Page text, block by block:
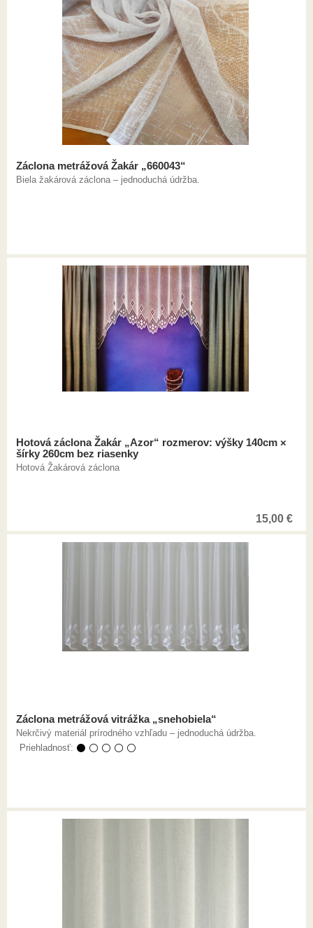
Záclona metrážová Žakár „660043“
Biela žakárová záclona – jednoduchá údržba.
Hotová záclona Žakár „Azor“ rozmerov: výšky 140cm ×
šírky 260cm bez riasenky
Hotová Žakárová záclona
15,00 €
Záclona metrážová vitrážka „snehobiela“
Nekrčivý materiál prírodného vzhľadu – jednoduchá údržba.
Priehladnosť: ⚫ ⚪ ⚪ ⚪ ⚪